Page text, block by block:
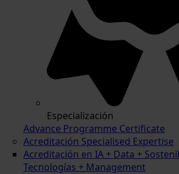
Especialización
Advance Programme Certificate
Acreditación Specialised Expertise
Acreditación en IA + Data +
Tecnologías + Management